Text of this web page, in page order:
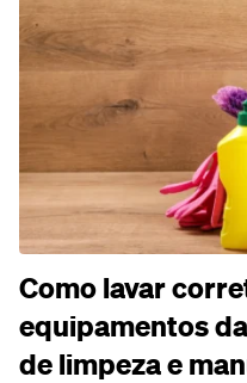
Como lavar
equipamentos
de limpeza e